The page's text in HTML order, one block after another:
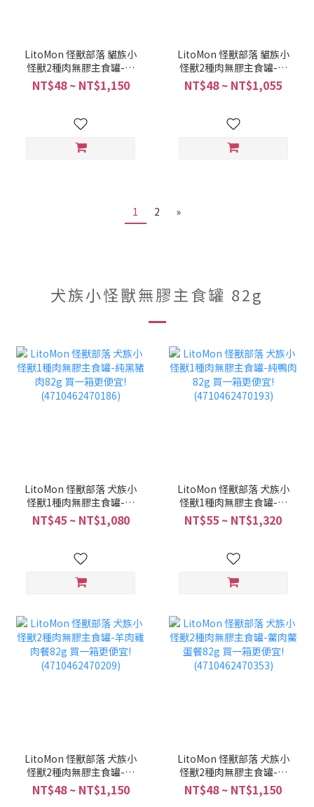
LitoMon 怪獸部落 貓族小
怪獸2種肉無膠主食罐-鵝
肉雞肉餐82g 買一箱更便
宜! (4710462470032)
NT$48 ~ NT$1,150
LitoMon 怪獸部落 貓族小
怪獸2種肉無膠主食罐-羊
肉雞肉餐82g 買一箱更便
宜! (4710462470049)
NT$48 ~ NT$1,055
1 2 »
犬族小怪獸無膠主食罐 82g
LitoMon 怪獸部落 犬族小
怪獸1種肉無膠主食罐-純
黑豬肉82g 買一箱更便宜!
(4710462470186)
NT$45 ~ NT$1,080
LitoMon 怪獸部落 犬族小
怪獸1種肉無膠主食罐-純
鴨肉82g 買一箱更便宜!
(4710462470193)
NT$55 ~ NT$1,320
LitoMon 怪獸部落 犬族小
怪獸2種肉無膠主食罐-羊
肉雞肉餐82g 買一箱更便
宜! (4710462470209)
NT$48 ~ NT$1,150
LitoMon 怪獸部落 犬族小
怪獸2種肉無膠主食罐-鱉
肉鱉蛋餐82g 買一箱更便
宜! (4710462470353)
NT$48 ~ NT$1,150